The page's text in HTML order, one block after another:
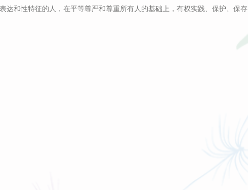
达和性特征的人，在平等尊严和尊重所有人的基础上，有权实践、保护、保存